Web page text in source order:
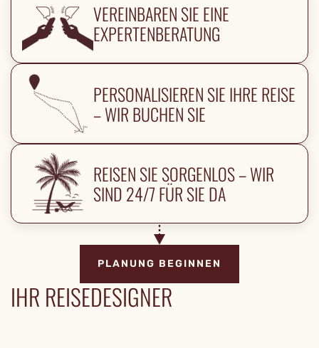
VEREINBAREN SIE EINE
EXPERTENBERATUNG
PERSONALISIEREN SIE IHRE REISE
– WIR BUCHEN SIE
REISEN SIE SORGENLOS – WIR
SIND 24/7 FÜR SIE DA
PLANUNG BEGINNEN
IHR REISEDESIGNER